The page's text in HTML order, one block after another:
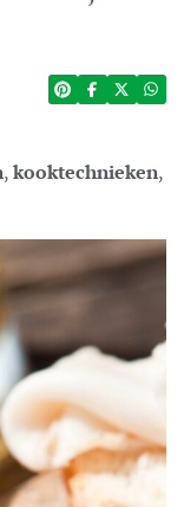
,kooktechnieken,